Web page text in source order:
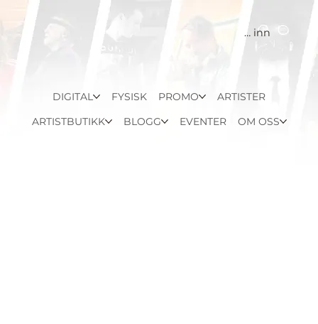
Logg inn
DIGITAL FYSISK PROMO
ARTISTER
ARTISTBUTIKK
BLOGG EVENTER OM OSS